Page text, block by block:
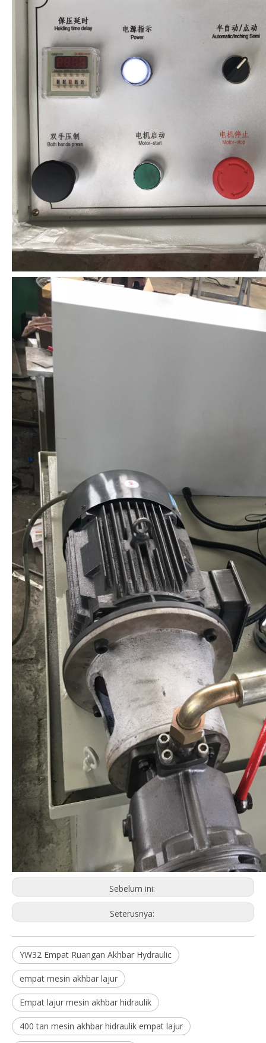
Sebelum ini:
Seterusnya:
YW32 Empat Ruangan Akhbar Hydraulic
empat mesin akhbar lajur
Empat lajur mesin akhbar hidraulik
400 tan mesin akhbar hidraulik empat lajur